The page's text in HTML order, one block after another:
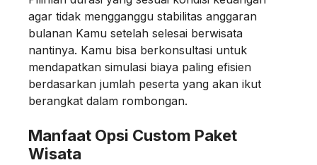
agar tidak mengganggu stabilitas anggaran
bulanan Kamu setelah selesai berwisata
nantinya. Kamu bisa berkonsultasi untuk
mendapatkan simulasi biaya paling efisien
berdasarkan jumlah peserta yang akan ikut
berangkat dalam rombongan.
Manfaat Opsi Custom Paket
Wisata